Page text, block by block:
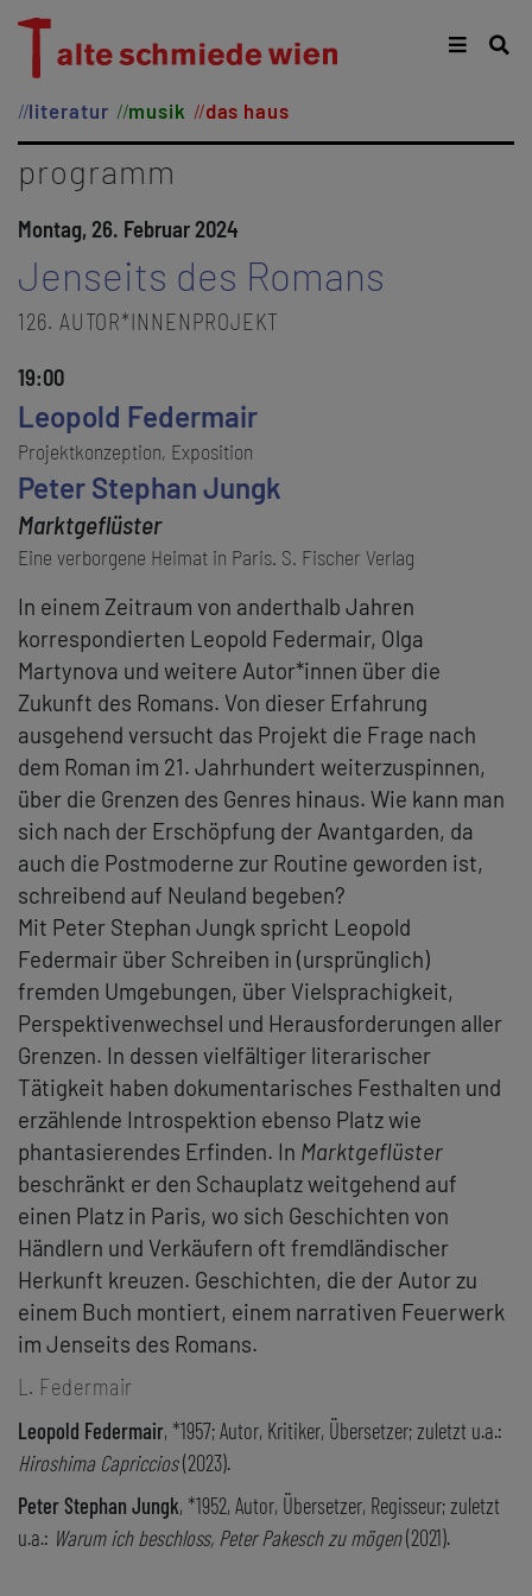
literatur musik das haus
programm
Montag, 26. Februar 2024
Jenseits des Romans
126. AUTOR*INNENPROJEKT
19:00
Leopold Federmair
Projektkonzeption, Exposition
Peter Stephan Jungk
Marktgeflüster
Eine verborgene Heimat in Paris. S. Fischer Verlag
In einem Zeitraum von anderthalb Jahren
korrespondierten Leopold Federmair, Olga
Martynova und weitere Autor*innen über die
Zukunft des Romans. Von dieser Erfahrung
ausgehend versucht das Projekt die Frage nach
dem Roman im 21. Jahrhundert weiterzuspinnen,
über die Grenzen des Genres hinaus. Wie kann man
sich nach der Erschöpfung der Avantgarden, da
auch die Postmoderne zur Routine geworden ist,
schreibend auf Neuland begeben?
Mit Peter Stephan Jungk spricht Leopold
Federmair über Schreiben in (ursprünglich)
fremden Umgebungen, über Vielsprachigkeit,
Perspektivenwechsel und Herausforderungen aller
Grenzen. In dessen vielfältiger literarischer
Tätigkeit haben dokumentarisches Festhalten und
erzählende Introspektion ebenso Platz wie
phantasierendes Erfinden. In Marktgeflüster
beschränkt er den Schauplatz weitgehend auf
einen Platz in Paris, wo sich Geschichten von
Händlern und Verkäufern oft fremdländischer
Herkunft kreuzen. Geschichten, die der Autor zu
einem Buch montiert, einem narrativen Feuerwerk
im Jenseits des Romans.
L. Federmair
Leopold Federmair, *1957; Autor, Kritiker, Übersetzer; zuletzt u.a.:
Hiroshima Capriccios(2023).
Peter Stephan Jungk, *1952, Autor, Übersetzer, Regisseur; zuletzt
u.a.: Warum ich beschloss, Peter Pakesch zu mögen(2021).